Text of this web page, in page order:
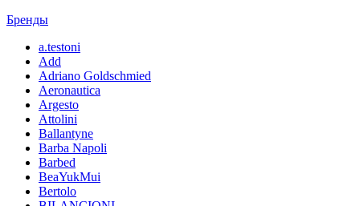
Бренды
a.testoni
Add
Adriano Goldschmied
Aeronautica
Argesto
Attolini
Ballantyne
Barba Napoli
Barbed
BeaYukMui
Bertolo